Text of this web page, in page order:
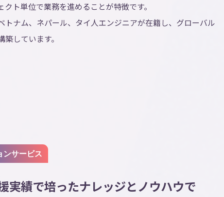
クト単位で業務を進めることが特徴です。
トナム、ネパール、タイ人エンジニアが在籍し、グローバル
しています。
ンサービス
実績で培ったナレッジとノウハウで